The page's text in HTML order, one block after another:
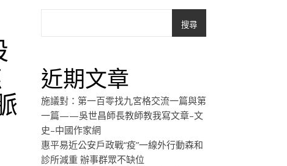
搜尋
近期文章
施議對：第一百零找九宮格交流一篇與第
一篇——吳世昌師長教師教我寫文章–文
史–中國作家網
惠平易近公安戶政戰“疫”一線外行動森和
診所減重 辦事群眾不缺位